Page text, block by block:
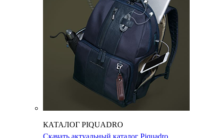
КАТАЛОГ PIQUADRO
Скачать актуальный каталог Piquadro